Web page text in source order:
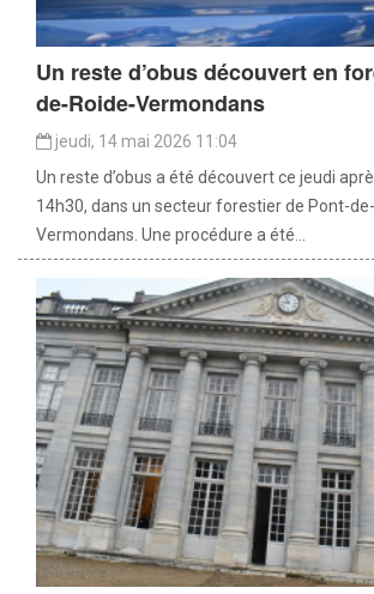
Un reste d’obus découvert en
de-Roide-Vermondans
jeudi, 14 mai 2026 11:04
Un reste d’obus a été découvert ce jeudi
14h30, dans un secteur forestier de Pont-
Vermondans. Une procédure a été...